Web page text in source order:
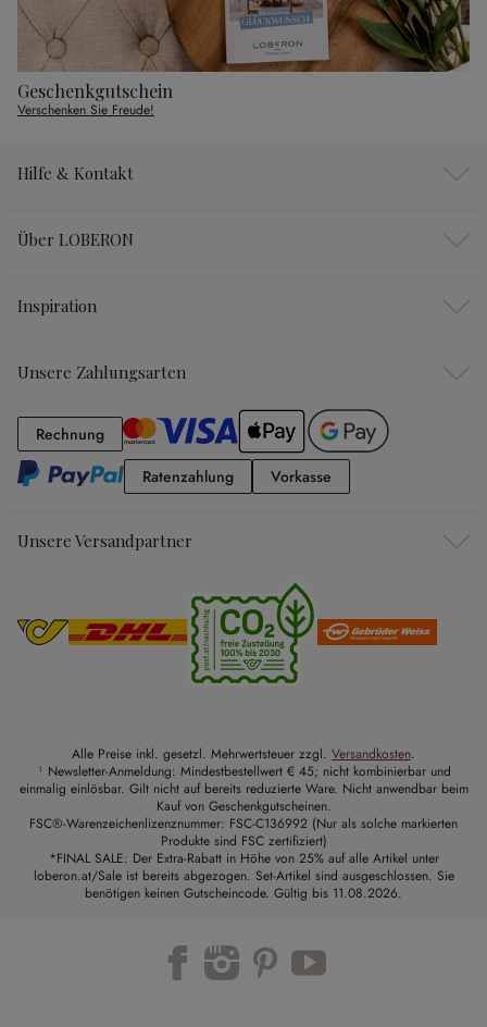
Geschenkgutschein
Verschenken Sie Freude!
Hilfe & Kontakt
Über LOBERON
Inspiration
Unsere Zahlungsarten
RechnungRechnung
RatenzahlungRatenzahlung
Vorkasse
Unsere Versandpartner
Alle Preise inkl. gesetzl. Mehrwertsteuer zzgl. Versandkosten.
¹ Newsletter-Anmeldung: Mindestbestellwert € 45; nicht kombinierbar und
einmalig einlösbar. Gilt nicht auf bereits reduzierte Ware. Nicht anwendbar beim
Kauf von Geschenkgutscheinen.
FSC®-Warenzeichenlizenznummer: FSC-C136992 (Nur als solche markierten
Produkte sind FSC zertifiziert)
*FINAL SALE: Der Extra-Rabatt in Höhe von 25% auf alle Artikel unter
loberon.at/Sale ist bereits abgezogen. Set-Artikel sind ausgeschlossen. Sie
benötigen keinen Gutscheincode. Gültig bis 11.08.2026.